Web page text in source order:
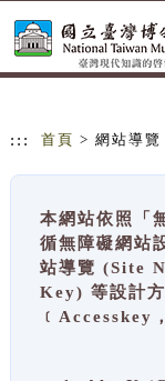
::: 首頁 > 網站導覽
本網站依照「
循無障礙網站
站導覽 (Site
Key) 等設計
﹝Accesskey